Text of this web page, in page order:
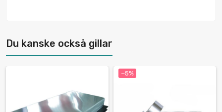
Du kanske också gillar
−5%